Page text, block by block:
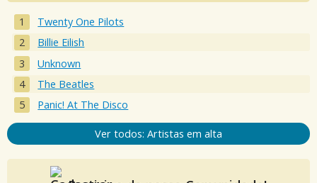
Twenty One Pilots
Billie Eilish
Unknown
The Beatles
Panic! At The Disco
Ver todos: Artistas em alta